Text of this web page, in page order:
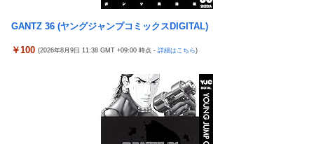
THE NEUTRALのしげるさんのパチンココラボイベント動画が公
開される！めっちゃ楽しそうだな！！！
【悲報】女さん、歩行者を轢いた挙句、道路に倒れてどえらいこ
とになってしまうw w w w w w w
海外「日本人はなんて気高いんだ！」 英高級紙も驚愕した極限の
中の日本人の姿に世界が衝撃
【熊本地震】 発生後に居酒屋店内から温泉が吹き出す ← これ前
触れじゃね？
【試合実況】西武２軍スタメン 先発:杉山遙希（2026.8.9）
欧州「日本だけ反則だろ…」 世界の『日本びいき』にヨーロッパ
GANTZ 36 (ヤングジャンプコミックスDIGITAL)
￥100 (2026年8月9日 11:38 GMT +09:00 時点 - 詳細はこちら)